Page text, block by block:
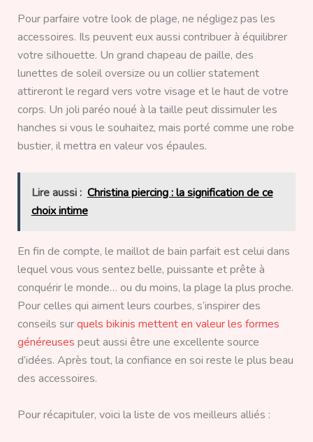
Pour parfaire votre look de plage, ne négligez pas les
accessoires. Ils peuvent eux aussi contribuer à équilibrer
votre silhouette. Un grand chapeau de paille, des
lunettes de soleil oversize ou un collier statement
attireront le regard vers votre visage et le haut de votre
corps. Un joli paréo noué à la taille peut dissimuler les
hanches si vous le souhaitez, mais porté comme une robe
bustier, il mettra en valeur vos épaules.
Lire aussi : Christina piercing : la signification de ce
choix intime
En fin de compte, le maillot de bain parfait est celui dans
lequel vous vous sentez belle, puissante et prête à
conquérir le monde… ou du moins, la plage la plus proche.
Pour celles qui aiment leurs courbes, s’inspirer des
conseils surquels bikinis mettent en valeur les formes
généreuses peut aussi être une excellente source
d’idées. Après tout, la confiance en soi reste le plus beau
des accessoires.
Pour récapituler, voici la liste de vos meilleurs alliés :